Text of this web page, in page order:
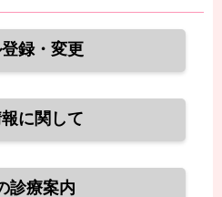
録・変更
に関して
診療案内